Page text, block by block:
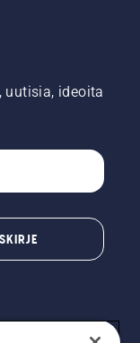
uutisia, ideoita